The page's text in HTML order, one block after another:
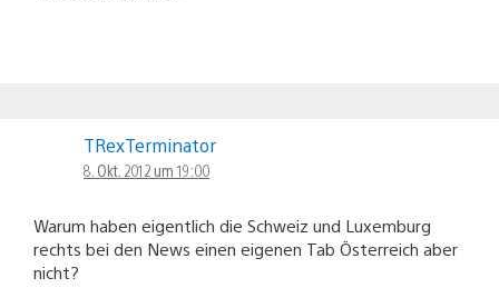
TRexTerminator
8. Okt. 2012 um 19:00
Warum haben eigentlich die Schweiz und Luxemburg
rechts bei den News einen eigenen Tab Österreich aber
nicht?